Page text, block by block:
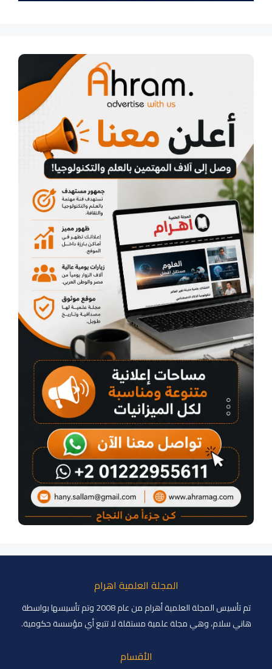
المجلة العلمية اهرام
تم تأسيس المجلة العلمية أهرام من عام 2008 وتم تأسيسها بواسطة
هاني سلام، وهي مجلة علمية مستقلة لا تتبع أي مؤسسة حكومية.
الأقسام